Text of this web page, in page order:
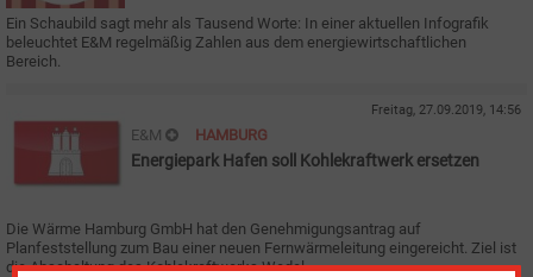
Ein Schaubild sagt mehr als Tausend Worte: In einer aktuellen Infografik
beleuchtet E&M regelmäßig Zahlen aus dem energiewirtschaftlichen
Bereich.
Freitag, 27.09.2019, 14:56
E&M HAMBURG
Energiepark Hafen soll Kohlekraftwerk ersetzen
Die Wärme Hamburg GmbH hat den Genehmigungsantrag auf
Planfeststellung zum Bau einer neuen Fernwärmeleitung eingereicht. Ziel ist
die Abschaltung des Kohlekraftwerks Wedel.